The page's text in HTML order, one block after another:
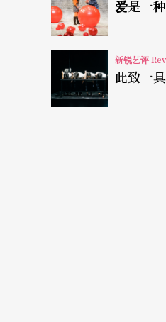
躁，也可能是平静
感，反而给了我更
除了剧情结构外，
爱是一
新锐艺评
此致一